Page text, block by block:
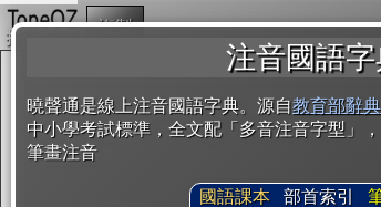
注音國語
曉聲通是線上注音國語字典。源自教育部辭典
中小學考試標準，全文配「多音注音字型」
筆畫注音
國語課本 部首索引
複製